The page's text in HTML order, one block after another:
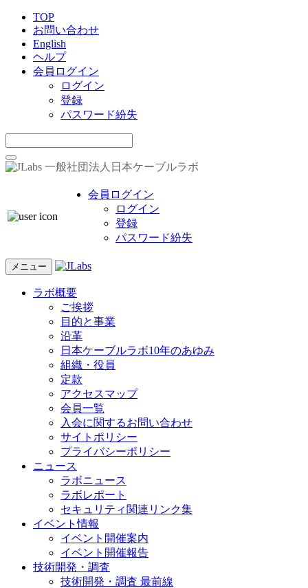
TOP
お問い合わせ
English
ヘルプ
会員ログイン
ログイン
登録
パスワード紛失
一般社団法人日本ケーブルラボ
会員ログイン
ログイン
登録
パスワード紛失
メニュー
ラボ概要
ご挨拶
目的と事業
沿革
日本ケーブルラボ10年のあゆみ
組織・役員
定款
アクセスマップ
会員一覧
入会に関するお問い合わせ
サイトポリシー
プライバシーポリシー
ニュース
ラボニュース
ラボレポート
セキュリティ関連リンク集
イベント情報
イベント開催案内
イベント開催報告
技術開発・調査
技術開発・調査 最前線